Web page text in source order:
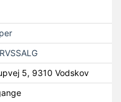
5, 9310 Vodskov